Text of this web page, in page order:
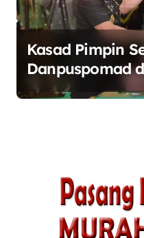
Kasad Pimpin
Danpuspomad
Tegaskan